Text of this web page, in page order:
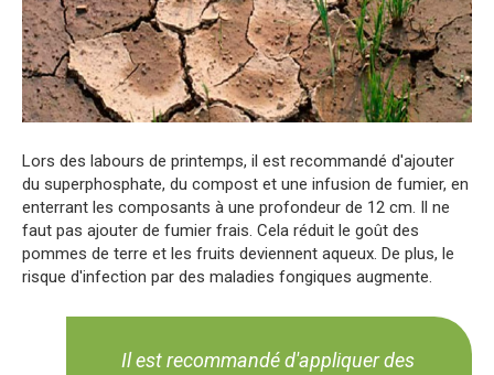
Lors des labours de printemps, il est recommandé d'ajouter
du superphosphate, du compost et une infusion de fumier, en
enterrant les composants à une profondeur de 12 cm. Il ne
faut pas ajouter de fumier frais. Cela réduit le goût des
pommes de terre et les fruits deviennent aqueux. De plus, le
risque d'infection par des maladies fongiques augmente.
Il est recommandé d'appliquer des